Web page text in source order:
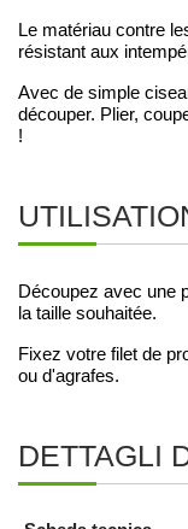
Le matériau contre
résistant aux
Avec de simple
découper. Plier,
!
Découpez avec une
la taille souhaitée.
Fixez votre filet de
ou d'agrafes.
DETTAGLI